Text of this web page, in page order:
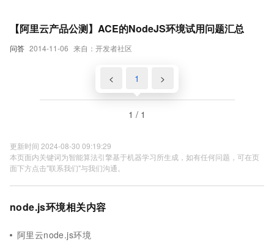
问答 2014-11-06 来自：开发者社区
【阿里云产品公测】ACE的NodeJS环境试用问题汇总
< 1 >
1 / 1
更新时间 2024-08-30 09:19:29
本页面内关键词为智能算法引擎基于机器学习所生成，如有任何问题，可在页
面下方点击"联系我们"与我们沟通。
node.js环境相关内容
阿里云node.js环境